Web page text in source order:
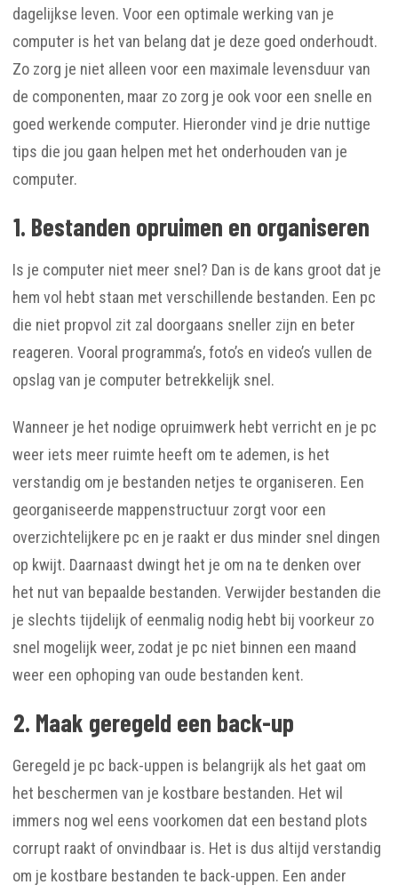
dagelijkse leven. Voor een optimale werking van je
computer is het van belang dat je deze goed onderhoudt.
Zo zorg je niet alleen voor een maximale levensduur van
de componenten, maar zo zorg je ook voor een snelle en
goed werkende computer. Hieronder vind je drie nuttige
tips die jou gaan helpen met het onderhouden van je
computer.
1. Bestanden opruimen en organiseren
Is je computer niet meer snel? Dan is de kans groot dat je
hem vol hebt staan met verschillende bestanden. Een pc
die niet propvol zit zal doorgaans sneller zijn en beter
reageren. Vooral programma’s, foto’s en video’s vullen de
opslag van je computer betrekkelijk snel.
Wanneer je het nodige opruimwerk hebt verricht en je pc
weer iets meer ruimte heeft om te ademen, is het
verstandig om je bestanden netjes te organiseren. Een
georganiseerde mappenstructuur zorgt voor een
overzichtelijkere pc en je raakt er dus minder snel dingen
op kwijt. Daarnaast dwingt het je om na te denken over
het nut van bepaalde bestanden. Verwijder bestanden die
je slechts tijdelijk of eenmalig nodig hebt bij voorkeur zo
snel mogelijk weer, zodat je pc niet binnen een maand
weer een ophoping van oude bestanden kent.
2. Maak geregeld een back-up
Geregeld je pc back-uppen is belangrijk als het gaat om
het beschermen van je kostbare bestanden. Het wil
immers nog wel eens voorkomen dat een bestand plots
corrupt raakt of onvindbaar is. Het is dus altijd verstandig
om je kostbare bestanden te back-uppen. Een ander